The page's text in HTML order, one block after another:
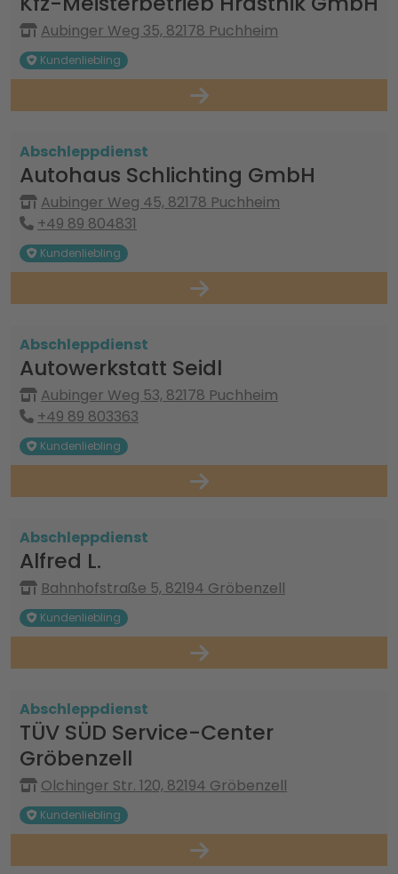
Aubinger Weg 35, 82178 Puchheim
Kundenliebling
Abschleppdienst
Autohaus Schlichting GmbH
Aubinger Weg 45, 82178 Puchheim
+49 89 804831
Kundenliebling
Abschleppdienst
Autowerkstatt Seidl
Aubinger Weg 53, 82178 Puchheim
+49 89 803363
Kundenliebling
Abschleppdienst
Alfred L.
Bahnhofstraße 5, 82194 Gröbenzell
Kundenliebling
Abschleppdienst
TÜV SÜD Service-Center
Gröbenzell
Olchinger Str. 120, 82194 Gröbenzell
Kundenliebling